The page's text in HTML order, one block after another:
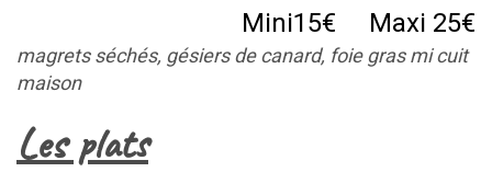
Mini15€ Maxi 25€
magrets séchés, gésiers de canard, foie gras mi cuit
maison
Les plats